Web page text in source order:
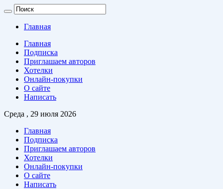
Главная
Главная
Подписка
Приглашаем авторов
Хотелки
Онлайн-покупки
О сайте
Написать
Среда , 29 июля 2026
Главная
Подписка
Приглашаем авторов
Хотелки
Онлайн-покупки
О сайте
Написать